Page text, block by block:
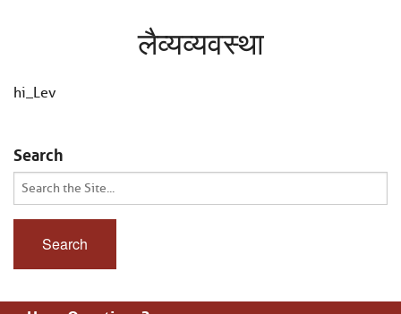
लैव्यव्यवस्था
hi_Lev
Search
Search